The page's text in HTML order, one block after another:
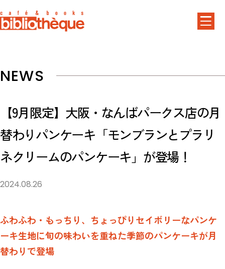
NEWS
【9月限定】大阪・なんばパークス店の月
替わりパンケーキ「モンブランとプラリ
ネクリームのパンケーキ」が登場！
2024.08.26
ふわふわ・もっちり、ちょっぴりセイボリーなパンケ
ーキ生地に旬の味わいを重ねた季節のパンケーキが月
替わりで登場